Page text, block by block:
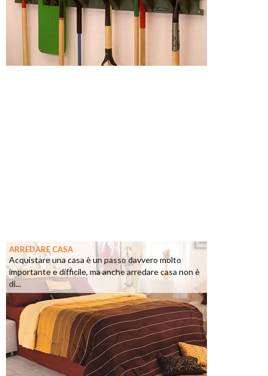
ARREDARE CASA
Acquistare una casa è un passo davvero molto
importante e difficile, ma anche arredare casa non è
di...